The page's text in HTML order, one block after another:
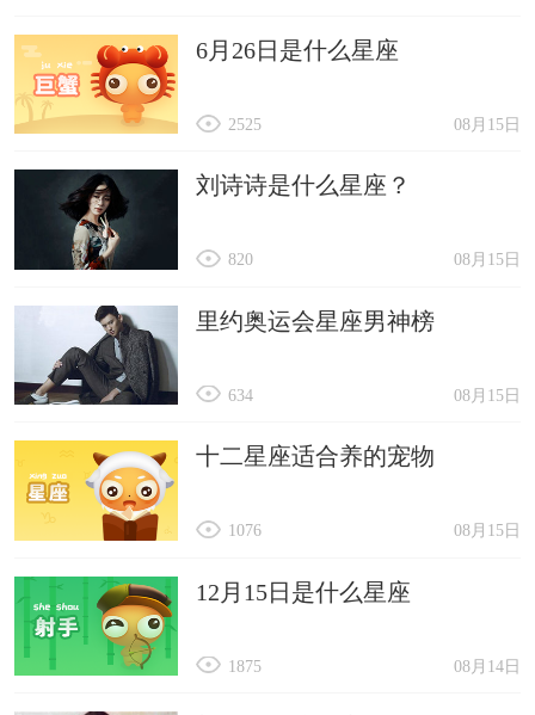
6月26日是什么星座
08月15日
2525
刘诗诗是什么星座？
08月15日
820
里约奥运会星座男神榜
08月15日
634
十二星座适合养的宠物
08月15日
1076
12月15日是什么星座
08月14日
1875